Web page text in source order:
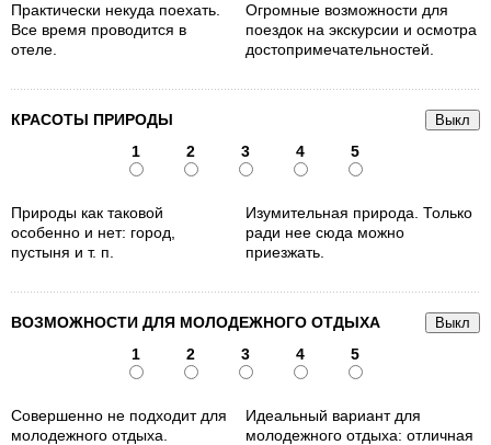
Практически некуда поехать.
Все время проводится в
отеле.
Огромные возможности для
поездок на экскурсии и осмотра
достопримечательностей.
КРАСОТЫ ПРИРОДЫ
1
2 3 4 5
Природы как таковой
особенно и нет: город,
пустыня и т. п.
Изумительная природа. Только
ради нее сюда можно
приезжать.
ВОЗМОЖНОСТИ ДЛЯ МОЛОДЕЖНОГО ОТДЫХА
1
2 3 4 5
Совершенно не подходит для
молодежного отдыха.
Идеальный вариант для
молодежного отдыха: отличная